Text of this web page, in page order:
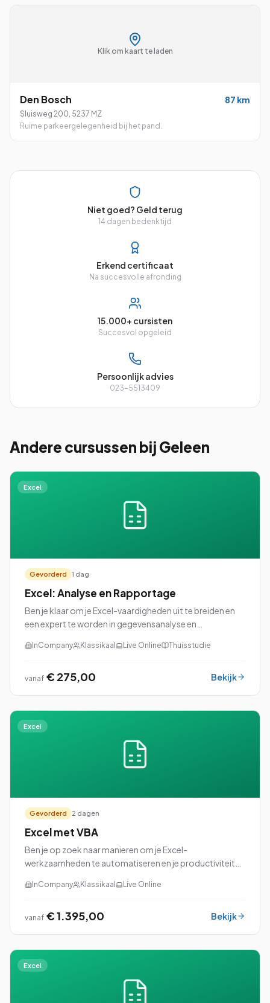
Klik om kaart te laden
Den Bosch 87 km
Sluisweg 200, 5237 MZ
Ruime parkeergelegenheid bij het pand.
Niet goed? Geld terug
14 dagen bedenktijd
Erkend certificaat
Na succesvolle afronding
15.000+ cursisten
Succesvol opgeleid
Persoonlijk advies
023-5513409
Andere cursussen bij Geleen
Excel
Gevorderd 1 dag
Excel: Analyse en Rapportage
Ben je klaar om je Excel-vaardigheden uit te breiden en
een expert te worden in gegevensanalyse en
Rapportage perfect voor jou!
InCompany Klassikaal Live Online Thuisstudie
vanaf € 275,00 Bekijk
Excel
Gevorderd 2 dagen
Excel met VBA
Ben je op zoek naar manieren om je Excel-
werkzaamheden te automatiseren en je productiviteit
met VBA (Visual Basic for Applications) perfec...
InCompany Klassikaal Live Online
vanaf € 1.395,00 Bekijk
Excel